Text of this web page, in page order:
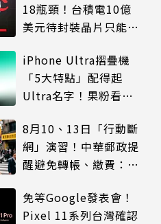
18瓶頸！台積電10億
美元待封裝晶片只能枯
iPhone Ultra摺疊機
「5大特點」配得起
Ultra名字！果粉看完
8月10、13日「行動斷
網」演習！中華郵政提
醒避免轉帳、繳費：務
免等Google發表會！
Pixel 11系列台灣確認